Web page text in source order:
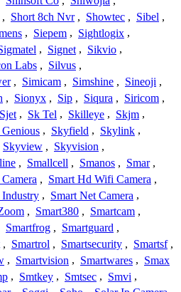
, Short 8ch Nvr , Showtec , Sibel ,
, Siepem , Sightlogix ,
, Signet , Sikvio ,
Labs , Silvus ,
, Simicam , Simshine , Sineoji ,
, Sionyx , Sip , Siqura , Siricom ,
Sjet , Sk Tel , Skilleye , Skjm ,
, Skyfield , Skylink ,
Skyview , Skyvision ,
, Smallcell , Smanos , Smar ,
, Smart Hd Wifi Camera ,
Industry , Smart Net Camera ,
, Smart380 , Smartcam ,
Smartfrog , Smartguard ,
, Smartrol , Smartsecurity , Smartsf ,
, Smartvision , Smartwares , Smax
, Smtkey , Smtsec , Smvi ,